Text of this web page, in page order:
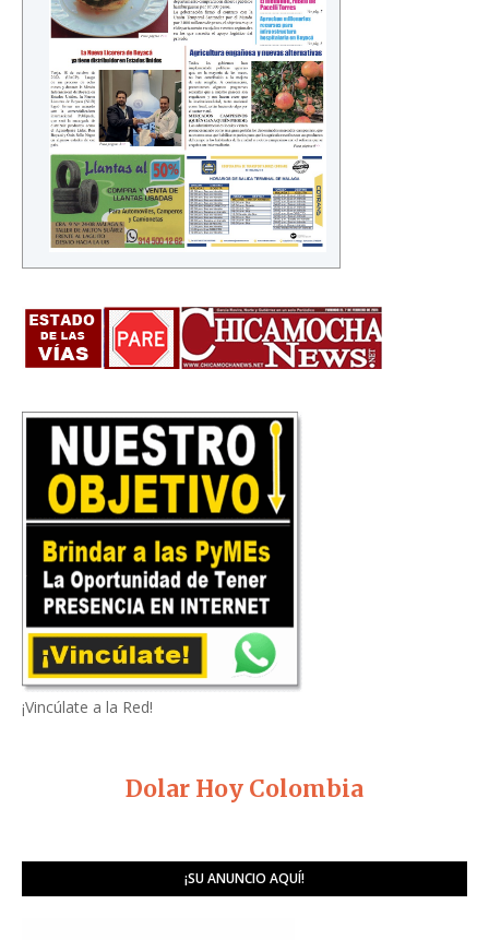
¡Vincúlate a la Red!
Dolar Hoy Colombia
¡SU ANUNCIO AQUÍ!